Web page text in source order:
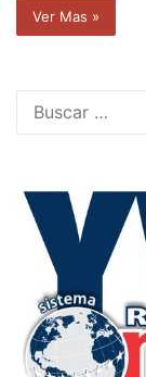
Ver Mas »